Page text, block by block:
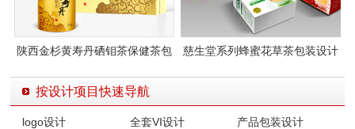
陕西金杉黄寿丹硒钼茶保健茶包
慈生堂系列蜂蜜花草茶包装设计
按设计项目快速导航
logo设计 全套VI设计
产品包装设计